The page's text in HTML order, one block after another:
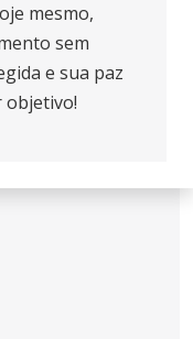
mesmo,
sem
e sua paz
objetivo!